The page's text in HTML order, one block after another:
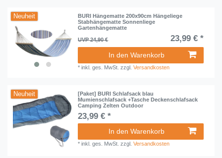
Neuheit
BURI Hängematte 200x90cm Hängeliege
Stabhängematte Sonnenliege
Gartenhängematte
UVP 24,90 €
23,99 € *
In den Warenkorb
*inkl. ges. MwSt. zzgl.Versandkosten
Neuheit
[Paket] BURI Schlafsack blau
Mumienschlafsack +Tasche Deckenschlafsack
Camping Zelten Outdoor
23,99 € *
In den Warenkorb
*inkl. ges. MwSt. zzgl.Versandkosten